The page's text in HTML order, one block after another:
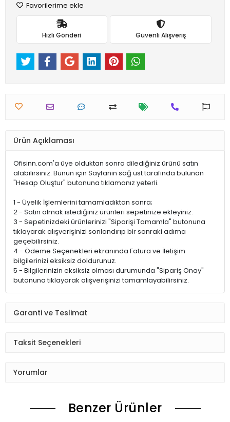
Favorilerime ekle
Hızlı Gönderi Güvenli Alışveriş
Ürün Açıklaması
Ofisinn.com'a üye olduktan sonra dilediğiniz ürünü satın
alabilirsiniz. Bunun için Sayfanın sağ üst tarafında bulunan
"Hesap Oluştur" butonuna tıklamanız yeterli.
1 - Üyelik İşlemlerini tamamladıktan sonra;
2 - Satın almak istediğiniz ürünleri sepetinize ekleyiniz.
3 - Sepetinizdeki ürünlerinizi "Siparişi Tamamla" butonuna
tıklayarak alışverişinizi sonlandırıp bir sonraki adıma
geçebilirsiniz.
4 - Ödeme Seçenekleri ekranında Fatura ve İletişim
bilgilerinizi eksiksiz doldurunuz.
5 - Bilgilerinizin eksiksiz olması durumunda "Sipariş Onay"
butonuna tıklayarak alışverişinizi tamamlayabilirsiniz.
Garanti ve Teslimat
Taksit Seçenekleri
Yorumlar
Benzer Ürünler